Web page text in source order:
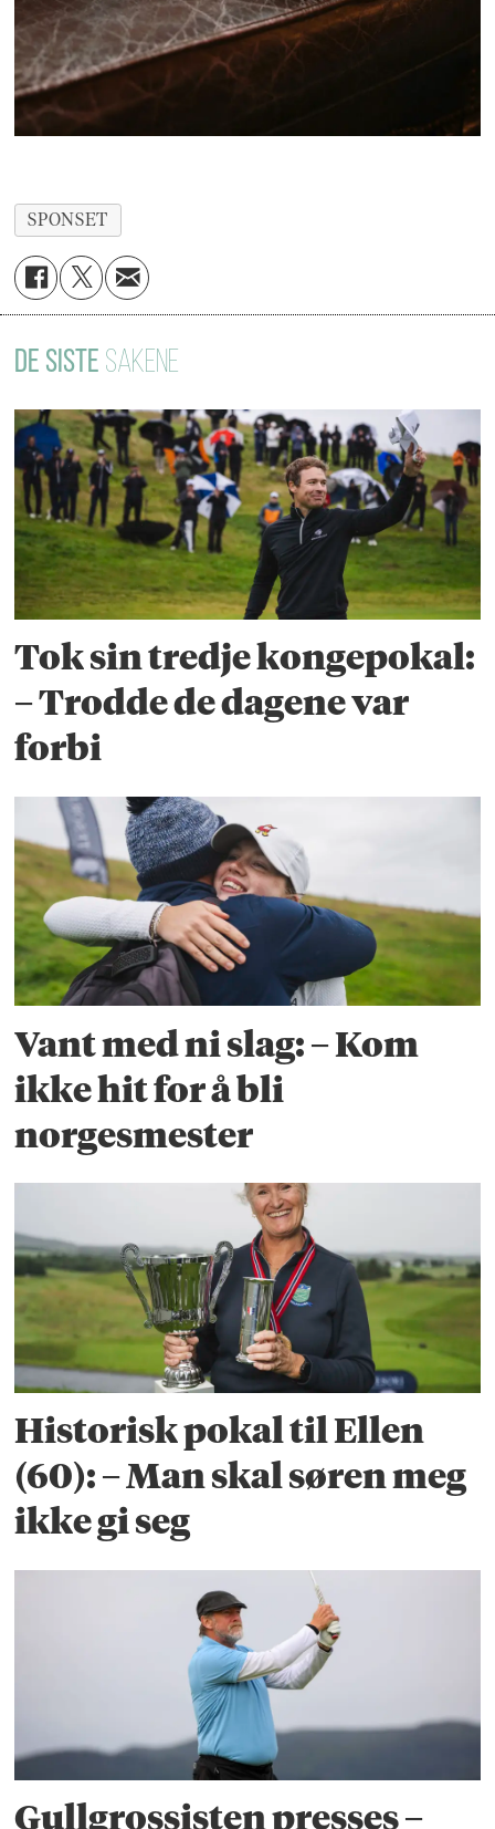
SPONSET
DE SISTE SAKENE
Tok sin tredje kongepokal:
– Trodde de dagene var
forbi
Vant med ni slag: – Kom
ikke hit for å bli
norgesmester
Historisk pokal til Ellen
(60): – Man skal søren meg
ikke gi seg
Gullgrossisten presses –